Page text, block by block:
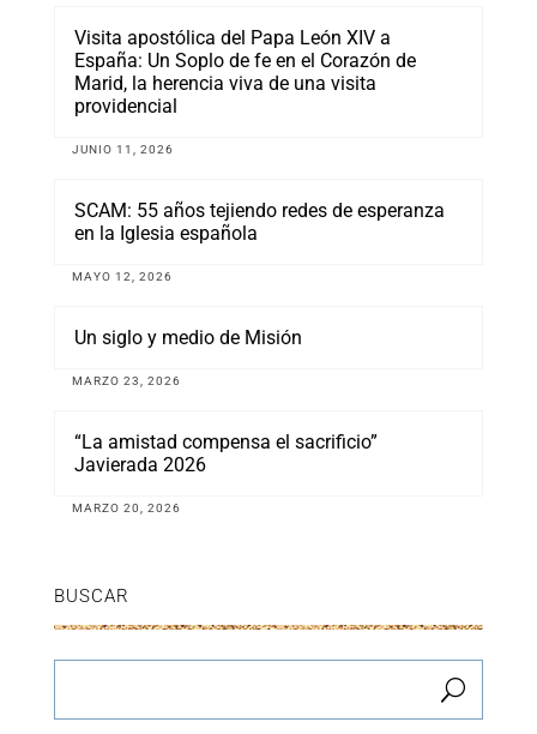
Visita apostólica del Papa León XIV a
España: Un Soplo de fe en el Corazón de
Marid, la herencia viva de una visita
providencial
JUNIO 11, 2026
SCAM: 55 años tejiendo redes de esperanza
en la Iglesia española
MAYO 12, 2026
Un siglo y medio de Misión
MARZO 23, 2026
“La amistad compensa el sacrificio”
Javierada 2026
MARZO 20, 2026
BUSCAR